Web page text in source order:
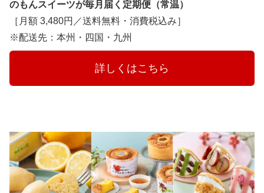
のもんスイーツが毎月届く定期便（常温）
［月額 3,480円／送料無料・消費税込み］
※配送先：本州・四国・九州
詳しくはこちら